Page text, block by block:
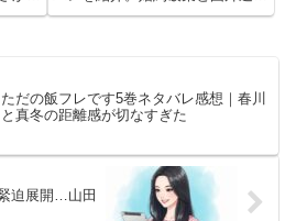
うテ
から始まる再出発や契約更新の設
ただの飯フレです5巻ネタバレ感想｜春川
と真冬の距離感が切なすぎた
迫展開…山田